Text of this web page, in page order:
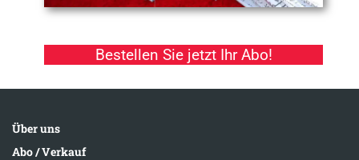
Bestellen Sie jetzt Ihr Abo!
Über uns
Abo / Verkauf